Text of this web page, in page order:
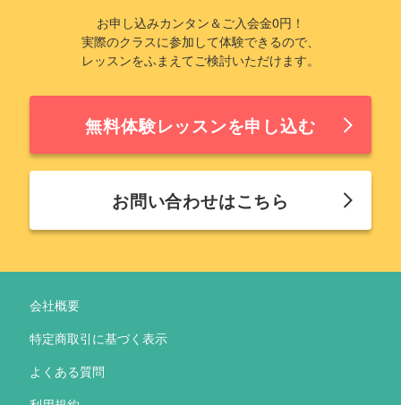
お申し込みカンタン＆ご入会金0円！
実際のクラスに参加して体験できるので、
レッスンをふまえてご検討いただけます。
無料体験レッスンを申し込む
お問い合わせはこちら
会社概要
特定商取引に基づく表示
よくある質問